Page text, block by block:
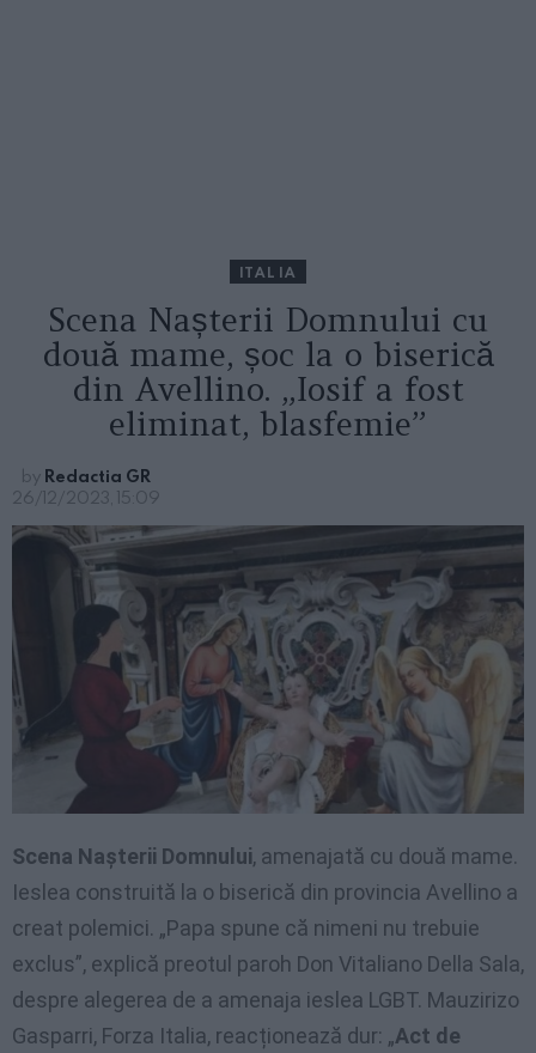
ITALIA
Scena Nașterii Domnului cu
două mame, șoc la o biserică
din Avellino. „Iosif a fost
eliminat, blasfemie”
by Redactia GR
26/12/2023, 15:09
Scena Nașterii Domnului, amenajată cu două mame.
Ieslea construită la o biserică din provincia Avellino a
creat polemici. „Papa spune că nimeni nu trebuie
exclus”, explică preotul paroh Don Vitaliano Della Sala,
despre alegerea de a amenaja ieslea LGBT. Mauzirizo
Gasparri, Forza Italia, reacționează dur: „Act de